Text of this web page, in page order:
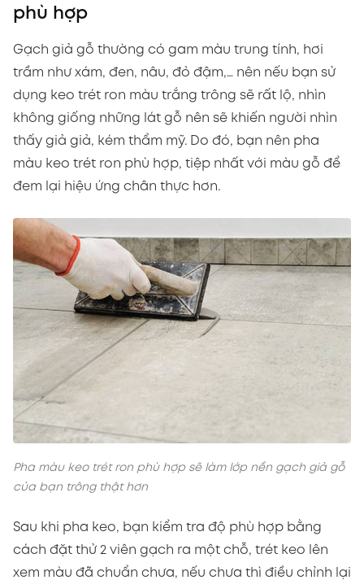
phù hợp
Gạch giả gỗ thường có gam màu trung tính, hơi
trầm như xám, đen, nâu, đỏ đậm,… nên nếu bạn sử
dụng keo trét ron màu trắng trông sẽ rất lộ, nhìn
không giống những lát gỗ nên sẽ khiến người nhìn
thấy giả giả, kém thẩm mỹ. Do đó, bạn nên pha
màu keo trét ron phù hợp, tiệp nhất với màu gỗ để
đem lại hiệu ứng chân thực hơn.
Pha màu keo trét ron phù hợp sẽ làm lớp nền gạch giả gỗ
của bạn trông thật hơn
Sau khi pha keo, bạn kiểm tra độ phù hợp bằng
cách đặt thử 2 viên gạch ra một chỗ, trét keo lên
xem màu đã chuẩn chưa, nếu chưa thì điều chỉnh lại